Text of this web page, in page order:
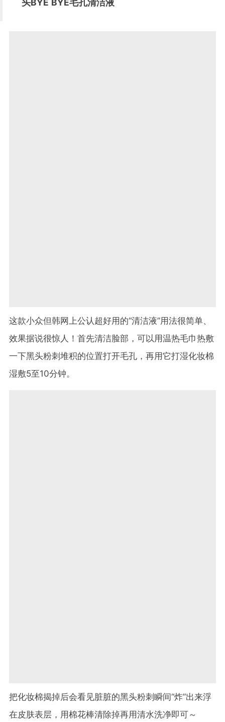
这款小众但韩网上公认超好用的“清洁液”用法很简单、
效果据说很惊人！首先清洁脸部，可以用温热毛巾热敷
一下黑头粉刺堆积的位置打开毛孔，再用它打湿化妆棉
湿敷5至10分钟。
把化妆棉揭掉后会看见脏脏的黑头粉刺瞬间“炸”出来浮
在皮肤表层，用棉花棒清除掉再用清水洗净即可～